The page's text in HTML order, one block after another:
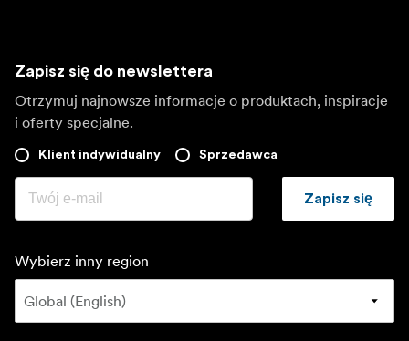
Zapisz się do newslettera
Otrzymuj najnowsze informacje o produktach, inspiracje
i oferty specjalne.
Klient indywidualny Sprzedawca
Zapisz się
Wybierz inny region